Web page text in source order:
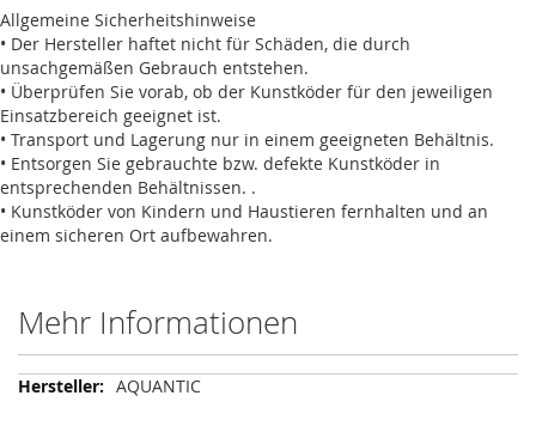
Allgemeine Sicherheitshinweise
• Der Hersteller haftet nicht für Schäden, die durch
unsachgemäßen Gebrauch entstehen.
• Überprüfen Sie vorab, ob der Kunstköder für den jeweiligen
Einsatzbereich geeignet ist.
• Transport und Lagerung nur in einem geeigneten Behältnis.
• Entsorgen Sie gebrauchte bzw. defekte Kunstköder in
entsprechenden Behältnissen. .
• Kunstköder von Kindern und Haustieren fernhalten und an
einem sicheren Ort aufbewahren.
Mehr Informationen
Mehr
AQUANTIC